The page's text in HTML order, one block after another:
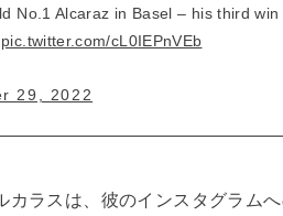
No.1 Alcaraz in Basel – his third
pic.twitter.com/cL0IEPnVEb
29, 2022
ラスは、彼のインスタグラム